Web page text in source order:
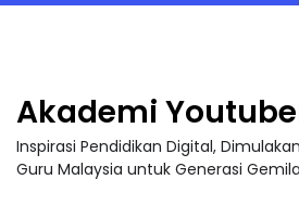
Akademi
Inspirasi Pendidikan Digital,
Guru Malaysia untuk Generasi